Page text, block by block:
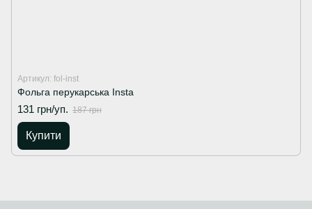
Артикул: fol-inst
Фольга перукарська Insta
131 грн/уп. 187 грн
Купити